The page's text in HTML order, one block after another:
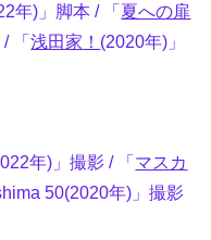
年)」脚本 / 「 夏への扉
/ 「浅田家！ (2020年)」
年)」撮影 / 「マスカ
50(2020年)」撮影